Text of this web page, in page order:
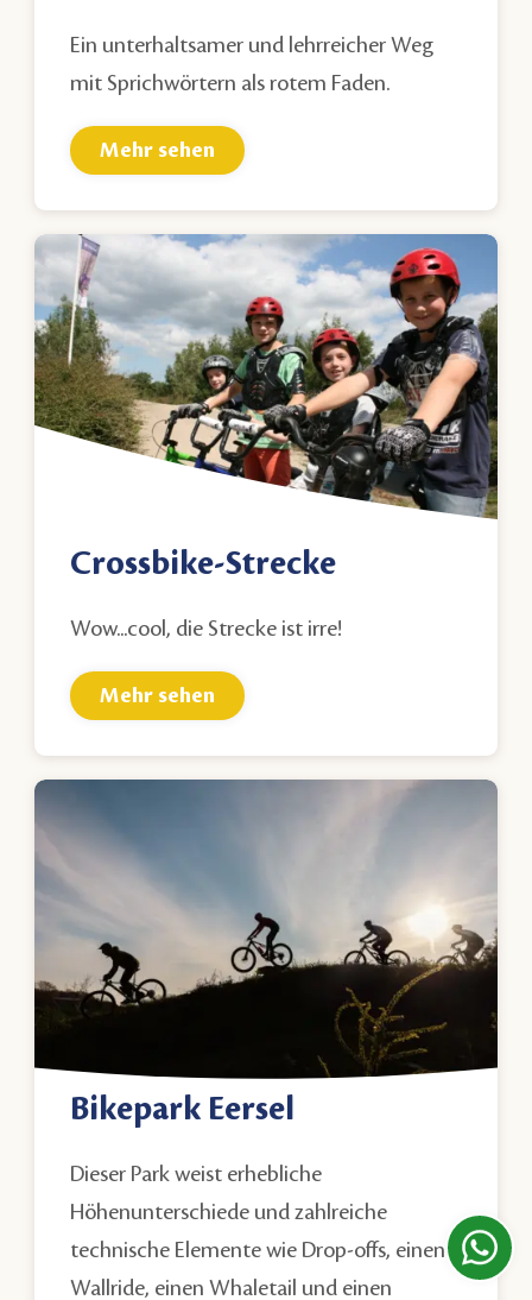
Ein unterhaltsamer und lehrreicher Weg
mit Sprichwörtern als rotem Faden.
Mehr sehen
Crossbike-Strecke
Wow...cool, die Strecke ist irre!
Mehr sehen
Bikepark Eersel
Dieser Park weist erhebliche
Höhenunterschiede und zahlreiche
technische Elemente wie Drop-offs, einen
Wallride, einen Whaletail und einen